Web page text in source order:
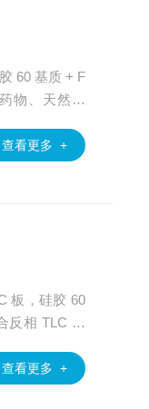
60 基质 + F
物、天然产
查看更多 +
板，硅胶 60
反相 TLC 分
查看更多 +